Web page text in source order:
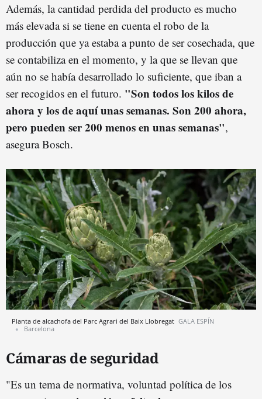
Además, la cantidad perdida del producto es mucho
más elevada si se tiene en cuenta el robo de la
producción que ya estaba a punto de ser cosechada, que
se contabiliza en el momento, y la que se llevan que
aún no se había desarrollado lo suficiente, que iban a
ser recogidos en el futuro. "Son todos los kilos de
ahora y los de aquí unas semanas. Son 200 ahora,
pero pueden ser 200 menos en unas semanas",
asegura Bosch.
Planta de alcachofa del Parc Agrari del Baix Llobregat GALA ESPÍN
Barcelona
Cámaras de seguridad
"Es un tema de normativa, voluntad política de los